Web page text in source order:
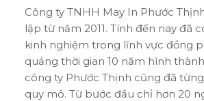
Công ty TNHH May In Phước
lập từ năm 2011. Tính đến nay đã
kinh nghiệm trong lĩnh vực đồng
quảng thời gian 10 năm hình
công ty Phước Thịnh cũng đã
quy mô. Từ bước đầu chỉ hơn 20